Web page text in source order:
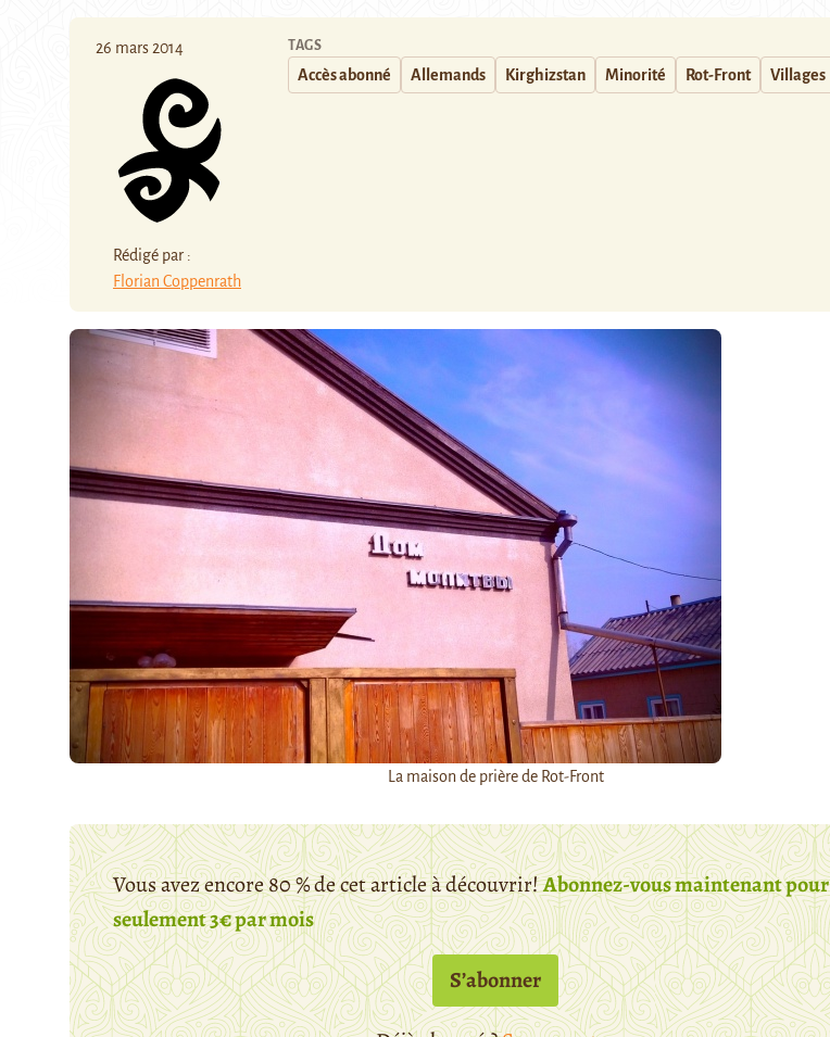
26 mars 2014
Rédigé par :
Florian Coppenrath
TAGS
Accès abonné Allemands Kirghizstan Minorité Rot-Front Villages
La maison de prière de Rot-Front
Vous avez encore 80 % de cet article à découvrir!Abonnez-vous maintenant pour
seulement 3€ par mois
S’abonner